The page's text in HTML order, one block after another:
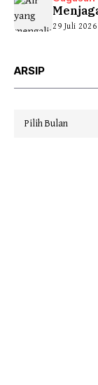
29 Juli 2026
ARSIP
Arsip